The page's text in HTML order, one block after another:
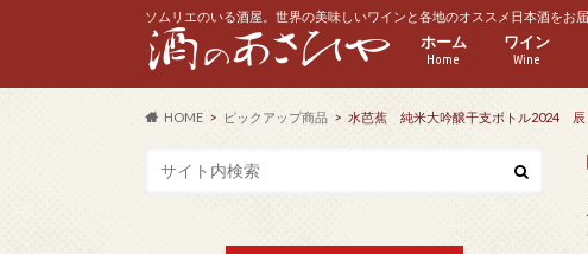
ソムリエのいる酒屋。世界の美味しいワインと各地のオススメ日本酒をお届
ホーム
Home
ワイン
Wine
HOME ピックアップ商品 水芭蕉 純米大吟醸干支ボトル2024